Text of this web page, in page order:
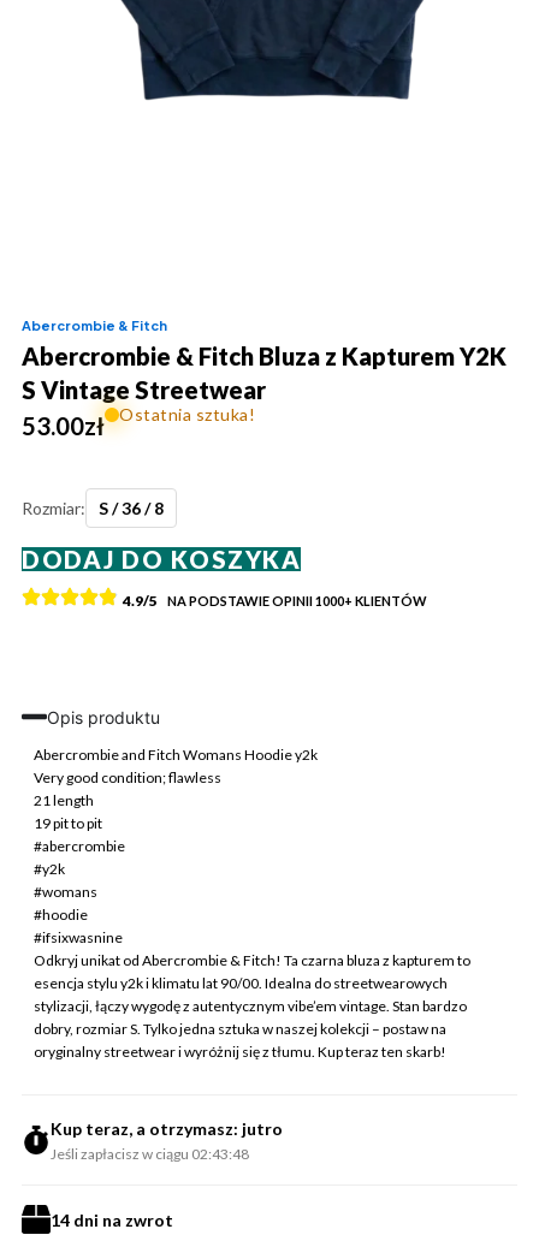
Abercrombie & Fitch
Abercrombie & Fitch Bluza z Kapturem Y2K
S Vintage Streetwear
53.00zł Ostatnia sztuka!
Rozmiar:
S / 36 / 8
Abercrombie
&
Fitch
Y2K
Vintage
Streetwear
DODAJ DO KOSZYKA
4.9/5 NA PODSTAWIE OPINII1000+ KLIENTÓW
Opis produktu
Abercrombie and Fitch Womans Hoodie y2k
Very good condition; flawless
21 length
19 pit to pit
#abercrombie
#y2k
#womans
#hoodie
#ifsixwasnine
Odkryj unikat od Abercrombie & Fitch! Ta czarna bluza z kapturem to
esencja stylu y2k i klimatu lat 90/00. Idealna do streetwearowych
stylizacji, łączy wygodę z autentycznym vibe’em vintage. Stan bardzo
dobry, rozmiar S. Tylko jedna sztuka w naszej kolekcji – postaw na
oryginalny streetwear i wyróżnij się z tłumu. Kup teraz ten skarb!
Kup teraz, a otrzymasz: jutro
Jeśli zapłacisz w ciągu 02:43:48
14 dni na zwrot